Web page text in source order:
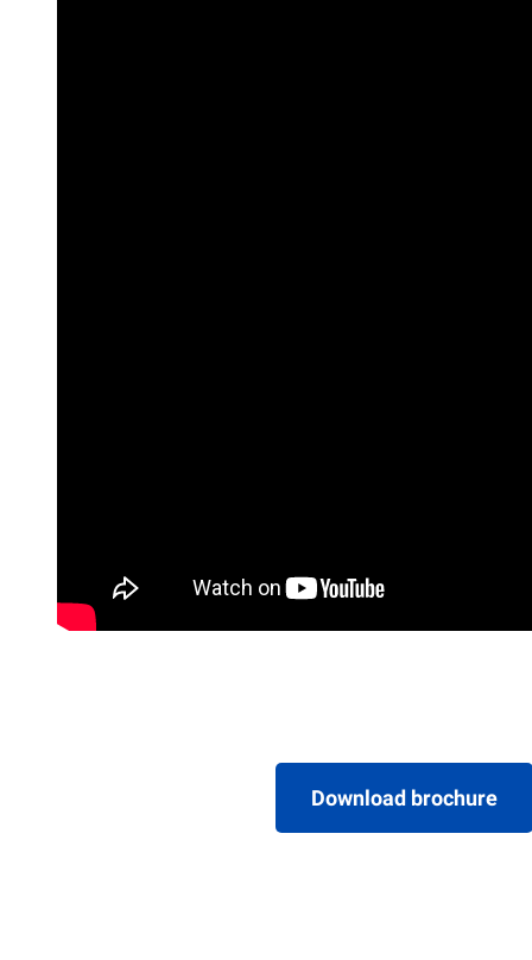
Download brochure